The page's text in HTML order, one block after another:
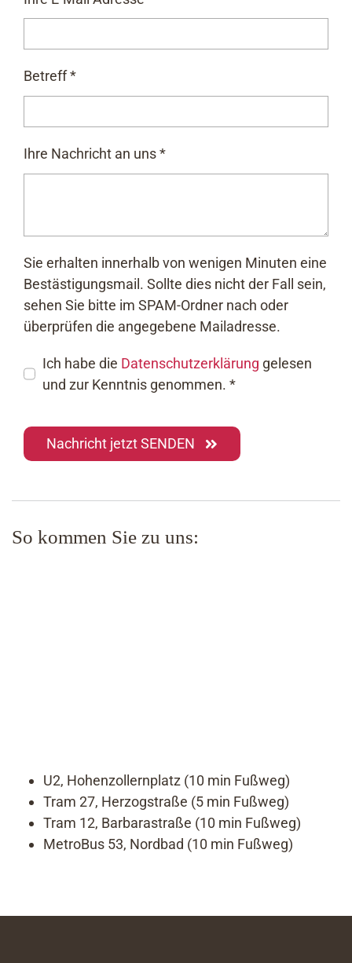
Betreff*
Ihre Nachricht an uns*
Sie erhalten innerhalb von wenigen Minuten eine
Bestästigungsmail. Sollte dies nicht der Fall sein,
sehen Sie bitte im SPAM-Ordner nach oder
überprüfen die angegebene Mailadresse.
Ich habe die Datenschutzerklärung gelesen
und zur Kenntnis genommen. *
Nachricht jetzt SENDEN
So kommen Sie zu uns:
U2, Hohenzollernplatz (10 min Fußweg)
Tram 27, Herzogstraße (5 min Fußweg)
Tram 12, Barbarastraße (10 min Fußweg)
MetroBus 53, Nordbad (10 min Fußweg)